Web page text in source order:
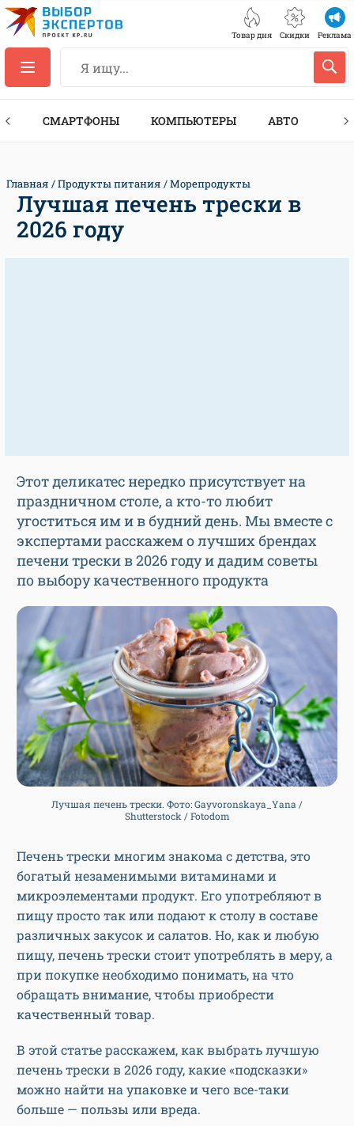
Товар дня Скидки Реклама
СМАРТФОНЫ КОМПЬЮТЕРЫ АВТО
Главная Продукты питания Морепродукты
Лучшая печень трески в
2026 году
Этот деликатес нередко присутствует на
праздничном столе, а кто-то любит
угоститься им и в будний день. Мы вместе с
экспертами расскажем о лучших брендах
печени трески в 2026 году и дадим советы
по выбору качественного продукта
Лучшая печень трески. Фото: Gayvoronskaya_Yana /
Shutterstock / Fotodom
Печень трески многим знакома с детства, это
богатый незаменимыми витаминами и
микроэлементами продукт. Его употребляют в
пищу просто так или подают к столу в составе
различных закусок и салатов. Но, как и любую
пищу, печень трески стоит употреблять в меру, а
при покупке необходимо понимать, на что
обращать внимание, чтобы приобрести
качественный товар.
В этой статье расскажем, как выбрать лучшую
печень трески в 2026 году, какие «подсказки»
можно найти на упаковке и чего все-таки
больше — пользы или вреда.